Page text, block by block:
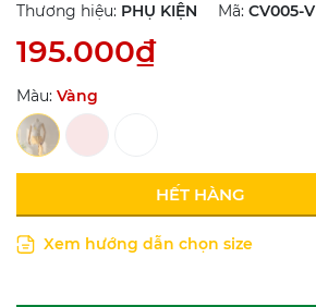
Thương hiệu: PHỤ KIỆN Mã: CV005-V
195.000₫
Màu: Vàng
HẾT HÀNG
Xem hướng dẫn chọn size